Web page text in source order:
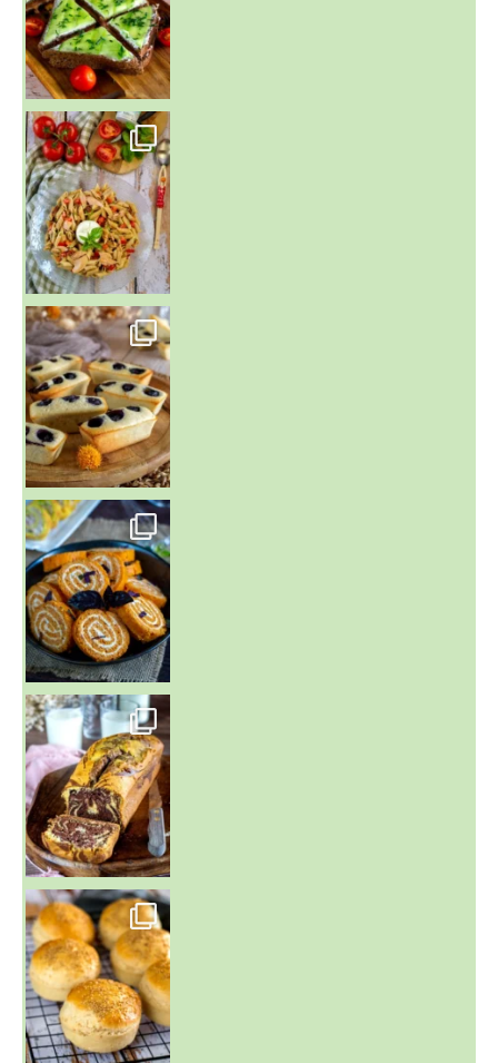
~ SALADE DE PÂTES AUX DEUX TOMATES THON ET BURRA
~ FINANCIERS MYRTILLES ET CITRON ~
Aujourd'hu
~ BUNS MAISON ~
Un peu de boulange par ici au